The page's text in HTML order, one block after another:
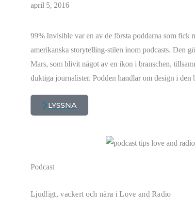
april 5, 2016
99% Invisible var en av de första poddarna som fick
amerikanska storytelling-stilen inom podcasts. Den
Mars, som blivit något av en ikon i branschen,
duktiga journalister. Podden handlar om design i den
LYSSNA
Podcast
Ljudligt, vackert och nära i Love and Radio